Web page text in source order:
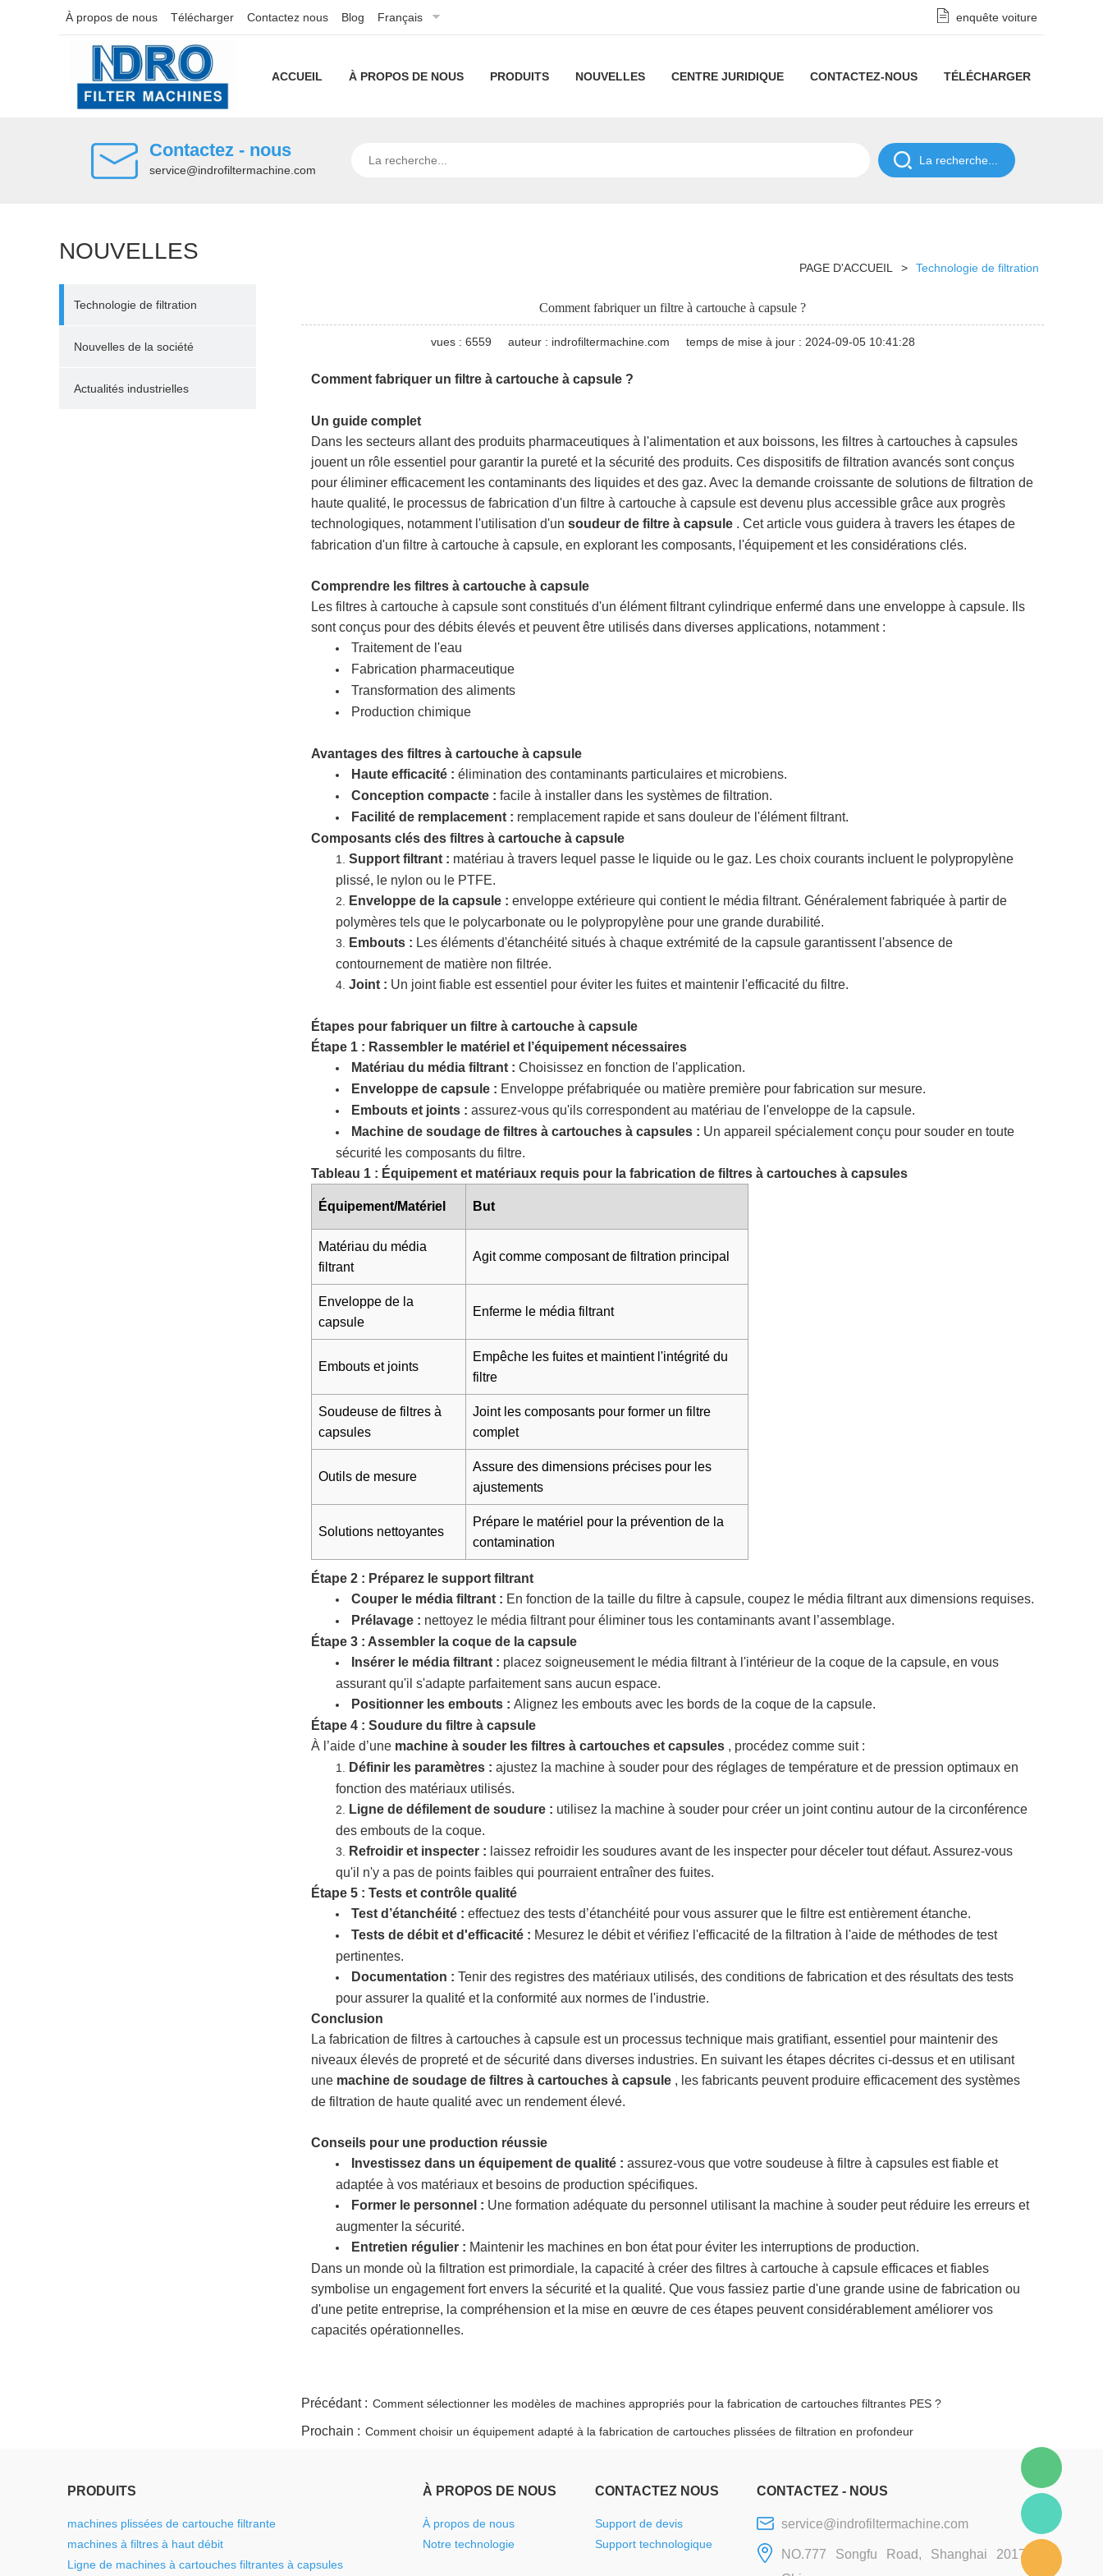
À propos de nous Télécharger Contactez nous Blog Français enquête voiture
ACCUEIL À PROPOS DE NOUS
propos
Notre
PRODUITS
haut
débit
filtrantes
capsules
machines
pour
piscines/spas
plissées
Machine
de
poche
filtrante
filtration
soufflées
à
fondu
à
cartouches
filtrantes
enroulées
machines
à
sacs
filtrants
Machines
d'emballage
de
Soudeuse
pour
tuyaux
en
plastique
cartouche
NOUVELLES CENTRE JURIDIQUE
à
la
confidentialité
CONTACTEZ-NOUS TÉLÉCHARGER
Contactez - nous
service@indrofiltermachine.com
NOUVELLES
Technologie de filtration
Nouvelles de la société
Actualités industrielles
PAGE D'ACCUEIL > Technologie de filtration
Comment fabriquer un filtre à cartouche à capsule ?
vues : 6559 auteur : indrofiltermachine.com temps de mise à jour : 2024-09-05 10:41:28
Comment fabriquer un filtre à cartouche à capsule ?
Un guide complet
Dans les secteurs allant des produits pharmaceutiques à l'alimentation et aux boissons, les filtres à cartouches à capsules
jouent un rôle essentiel pour garantir la pureté et la sécurité des produits. Ces dispositifs de filtration avancés sont conçus
pour éliminer efficacement les contaminants des liquides et des gaz. Avec la demande croissante de solutions de filtration de
haute qualité, le processus de fabrication d'un filtre à cartouche à capsule est devenu plus accessible grâce aux progrès
technologiques, notamment l'utilisation d'un soudeur de filtre à capsule . Cet article vous guidera à travers les étapes de
fabrication d'un filtre à cartouche à capsule, en explorant les composants, l'équipement et les considérations clés.
Comprendre les filtres à cartouche à capsule
Les filtres à cartouche à capsule sont constitués d'un élément filtrant cylindrique enfermé dans une enveloppe à capsule. Ils
sont conçus pour des débits élevés et peuvent être utilisés dans diverses applications, notamment :
Traitement de l'eau
Fabrication pharmaceutique
Transformation des aliments
Production chimique
Avantages des filtres à cartouche à capsule
Haute efficacité : élimination des contaminants particulaires et microbiens.
Conception compacte : facile à installer dans les systèmes de filtration.
Facilité de remplacement : remplacement rapide et sans douleur de l'élément filtrant.
Composants clés des filtres à cartouche à capsule
Support filtrant : matériau à travers lequel passe le liquide ou le gaz. Les choix courants incluent le polypropylène
plissé, le nylon ou le PTFE.
Enveloppe de la capsule : enveloppe extérieure qui contient le média filtrant. Généralement fabriquée à partir de
polymères tels que le polycarbonate ou le polypropylène pour une grande durabilité.
Embouts : Les éléments d'étanchéité situés à chaque extrémité de la capsule garantissent l'absence de
contournement de matière non filtrée.
Joint : Un joint fiable est essentiel pour éviter les fuites et maintenir l'efficacité du filtre.
Étapes pour fabriquer un filtre à cartouche à capsule
Étape 1 : Rassembler le matériel et l’équipement nécessaires
Matériau du média filtrant : Choisissez en fonction de l'application.
Enveloppe de capsule : Enveloppe préfabriquée ou matière première pour fabrication sur mesure.
Embouts et joints : assurez-vous qu'ils correspondent au matériau de l'enveloppe de la capsule.
Machine de soudage de filtres à cartouches à capsules : Un appareil spécialement conçu pour souder en toute
sécurité les composants du filtre.
Tableau 1 : Équipement et matériaux requis pour la fabrication de filtres à cartouches à capsules
Équipement/Matériel But
Matériau du média
filtrant
Agit comme composant de filtration principal
Enveloppe de la
capsule
Enferme le média filtrant
Embouts et joints
Empêche les fuites et maintient l'intégrité du
filtre
Soudeuse de filtres à
capsules
Joint les composants pour former un filtre
complet
Outils de mesure
Assure des dimensions précises pour les
ajustements
Solutions nettoyantes
Prépare le matériel pour la prévention de la
contamination
Étape 2 : Préparez le support filtrant
Couper le média filtrant : En fonction de la taille du filtre à capsule, coupez le média filtrant aux dimensions requises.
Prélavage : nettoyez le média filtrant pour éliminer tous les contaminants avant l’assemblage.
Étape 3 : Assembler la coque de la capsule
Insérer le média filtrant : placez soigneusement le média filtrant à l'intérieur de la coque de la capsule, en vous
assurant qu'il s'adapte parfaitement sans aucun espace.
Positionner les embouts : Alignez les embouts avec les bords de la coque de la capsule.
Étape 4 : Soudure du filtre à capsule
À l’aide d’une machine à souder les filtres à cartouches et capsules , procédez comme suit :
Définir les paramètres : ajustez la machine à souder pour des réglages de température et de pression optimaux en
fonction des matériaux utilisés.
Ligne de défilement de soudure : utilisez la machine à souder pour créer un joint continu autour de la circonférence
des embouts de la coque.
Refroidir et inspecter : laissez refroidir les soudures avant de les inspecter pour déceler tout défaut. Assurez-vous
qu'il n'y a pas de points faibles qui pourraient entraîner des fuites.
Étape 5 : Tests et contrôle qualité
Test d’étanchéité : effectuez des tests d’étanchéité pour vous assurer que le filtre est entièrement étanche.
Tests de débit et d'efficacité : Mesurez le débit et vérifiez l'efficacité de la filtration à l'aide de méthodes de test
pertinentes.
Documentation : Tenir des registres des matériaux utilisés, des conditions de fabrication et des résultats des tests
pour assurer la qualité et la conformité aux normes de l'industrie.
Conclusion
La fabrication de filtres à cartouches à capsule est un processus technique mais gratifiant, essentiel pour maintenir des
niveaux élevés de propreté et de sécurité dans diverses industries. En suivant les étapes décrites ci-dessus et en utilisant
une machine de soudage de filtres à cartouches à capsule , les fabricants peuvent produire efficacement des systèmes
de filtration de haute qualité avec un rendement élevé.
Conseils pour une production réussie
Investissez dans un équipement de qualité : assurez-vous que votre soudeuse à filtre à capsules est fiable et
adaptée à vos matériaux et besoins de production spécifiques.
Former le personnel : Une formation adéquate du personnel utilisant la machine à souder peut réduire les erreurs et
augmenter la sécurité.
Entretien régulier : Maintenir les machines en bon état pour éviter les interruptions de production.
Dans un monde où la filtration est primordiale, la capacité à créer des filtres à cartouche à capsule efficaces et fiables
symbolise un engagement fort envers la sécurité et la qualité. Que vous fassiez partie d'une grande usine de fabrication ou
d'une petite entreprise, la compréhension et la mise en œuvre de ces étapes peuvent considérablement améliorer vos
capacités opérationnelles.
Précédant : Comment sélectionner les modèles de machines appropriés pour la fabrication de cartouches filtrantes PES ?
Prochain : Comment choisir un équipement adapté à la fabrication de cartouches plissées de filtration en profondeur
PRODUITS
machines plissées de cartouche filtrante
machines à filtres à haut débit
Ligne de machines à cartouches filtrantes à capsules
À PROPOS DE NOUS
À propos de nous
Notre technologie
CONTACTEZ NOUS
Support de devis
Support technologique
CONTACTEZ - NOUS
service@indrofiltermachine.com
NO.777 Songfu Road, Shanghai 201706,